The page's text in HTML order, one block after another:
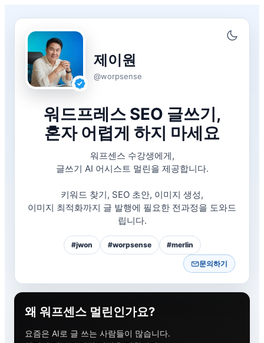
제이원
@worpsense
워드프레스 SEO 글쓰기,
혼자 어렵게 하지 마세요
워프센스 수강생에게,
글쓰기 AI 어시스트 멀린을 제공합니다.
키워드 찾기, SEO 초안, 이미지 생성,
이미지 최적화까지 글 발행에 필요한 전과정을 도와드
립니다.
#jwon #worpsense #merlin
문의하기
왜 워프센스 멀린인가요?
요즘은 AI로 글 쓰는 사람들이 많습니다.